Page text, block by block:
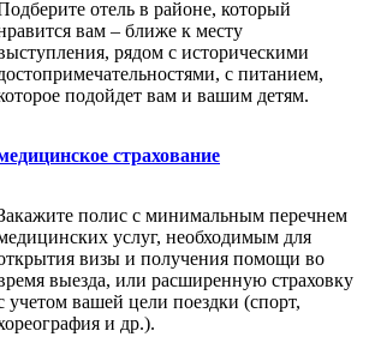
отель в районе, который
вам – ближе к месту
рядом с историческими
с питанием,
подойдет вам и вашим детям.
страхование
полис с минимальным перечнем
услуг, необходимым для
визы и получения помощи во
выезда, или расширенную страховку
учетом вашей цели поездки (спорт,
и др.).